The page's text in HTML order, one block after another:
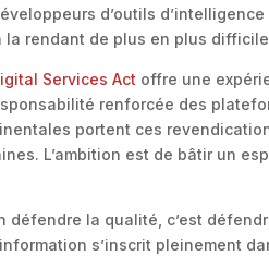
d’outils
rendant de plus en plus
Services Act offre une
renforcée des
portent ces
L’ambition est de bâtir un
défendre la qualité, c’est
s’inscrit pleinement